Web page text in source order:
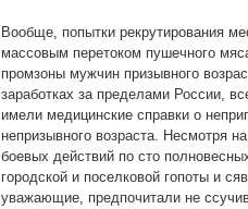
Вообще, попытки рекрутирования
массовым перетоком пушечного
промзоны мужчин призывного
заработках за пределами России,
имели медицинские справки о
непризывного возраста. Несмотря
боевых действий по сто
городской и поселковой гопоты и
уважающие, предпочитали не